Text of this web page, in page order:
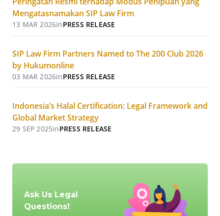
Mengatasnamakan SIP Law Firm
13 MAR 2026inPRESS RELEASE
SIP Law Firm Partners Named to The 200 Club 2026
by Hukumonline
03 MAR 2026inPRESS RELEASE
Indonesia’s Halal Certification: Legal Framework and
Global Market Strategy
29 SEP 2025inPRESS RELEASE
Ask Us Legal
Questions!